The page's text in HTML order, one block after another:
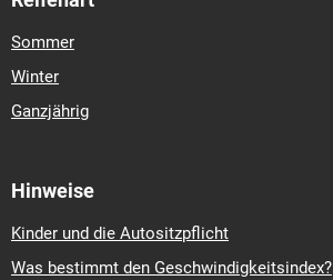
Sommer
Winter
Ganzjährig
Hinweise
Kinder und die Autositzpflicht
Was bestimmt den Geschwindigkeitsindex?